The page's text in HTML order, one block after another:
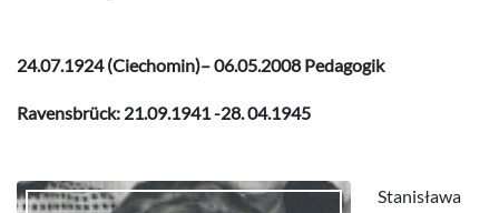
24.07.1924 (Ciechomin)– 06.05.2008 Pedagogik
Ravensbrück: 21.09.1941 -28. 04.1945
Stanisława